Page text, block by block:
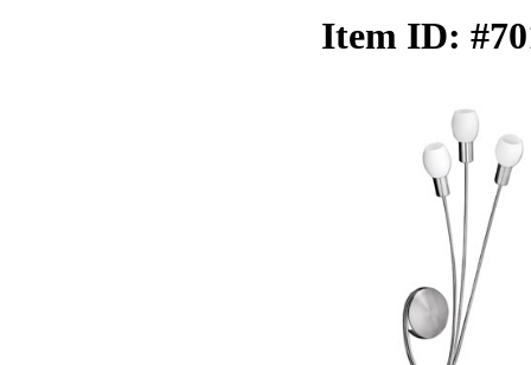
Item ID: